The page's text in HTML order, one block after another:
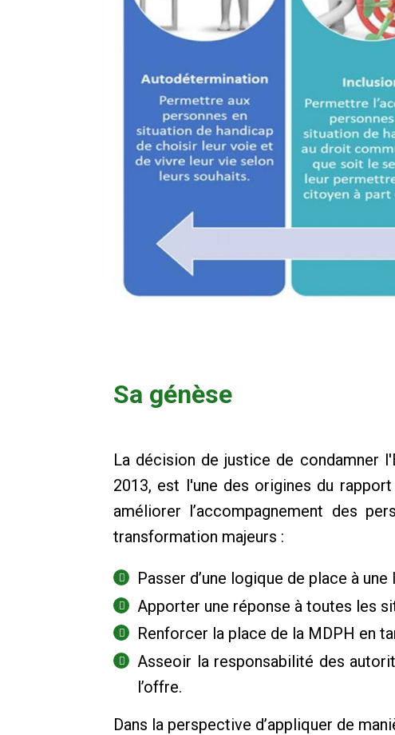
Sa génèse
La décision de justice de condamner
2013, est l'une des origines du
améliorer l’accompagnement des
transformation majeurs :
Passer d’une logique de place à
Apporter une réponse à toutes les
Renforcer la place de la MDPH en
Asseoir la responsabilité des
l’offre.
Dans la perspective d’appliquer de